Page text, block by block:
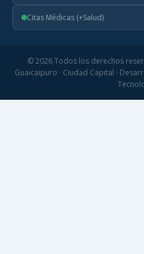
Citas Médicas (+Salud)
© 2026 Todos los derechos
Guaicaipuro · Ciudad Capital ·